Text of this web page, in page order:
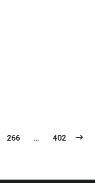
266 … 402